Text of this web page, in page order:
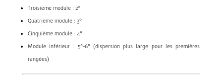
Troisième module : 2°
Quatrième module : 3°
Cinquième module : 4°
Module inférieur : 5°–6° (dispersion plus large pour les premières
rangées)